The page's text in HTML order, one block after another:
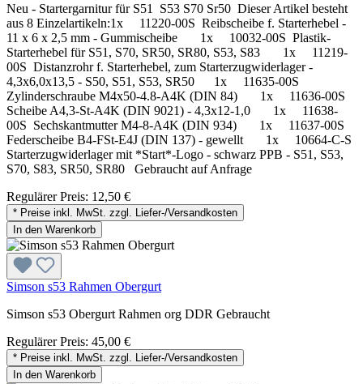
Neu - Startergarnitur für S51 S53 S70 Sr50 Dieser Artikel besteht
aus 8 Einzelartikeln:1x 11220-00S Reibscheibe f. Starterhebel -
11 x 6 x 2,5 mm - Gummischeibe 1x 10032-00S Plastik-
Starterhebel für S51, S70, SR50, SR80, S53, S83 1x 11219-
00S Distanzrohr f. Starterhebel, zum Starterzugwiderlager -
4,3x6,0x13,5 - S50, S51, S53, SR50 1x 11635-00S
Zylinderschraube M4x50-4.8-A4K (DIN 84) 1x 11636-00S
Scheibe A4,3-St-A4K (DIN 9021) - 4,3x12-1,0 1x 11638-
00S Sechskantmutter M4-8-A4K (DIN 934) 1x 11637-00S
Federscheibe B4-FSt-E4J (DIN 137) - gewellt 1x 10664-C-S
Starterzugwiderlager mit *Start*-Logo - schwarz PPB - S51, S53,
S70, S83, SR50, SR80 Gebraucht auf Anfrage
Regulärer Preis: 12,50 €
* Preise inkl. MwSt. zzgl. Liefer-/Versandkosten
In den Warenkorb
Simson s53 Rahmen Obergurt
Simson s53 Obergurt Rahmen org DDR Gebraucht
Regulärer Preis: 45,00 €
* Preise inkl. MwSt. zzgl. Liefer-/Versandkosten
In den Warenkorb